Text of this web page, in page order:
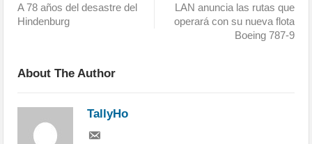
A 78 años del desastre del
Hindenburg
LAN anuncia las rutas que
operará con su nueva flota
Boeing 787-9
About The Author
TallyHo